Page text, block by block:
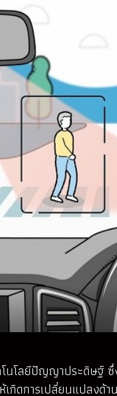
นโลยีปัญญาประดิษฐ์
การเปลี่ยนแปลงด้า